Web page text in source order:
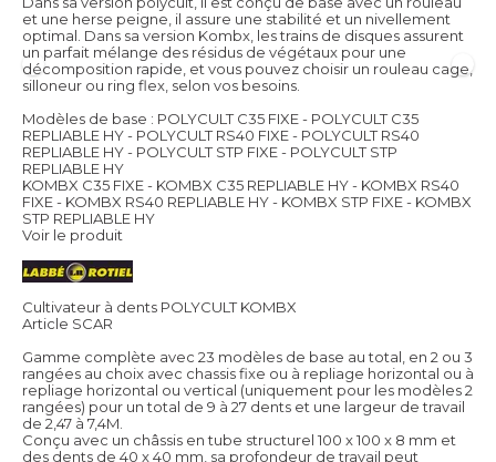
et une herse peigne, il assure une stabilité et un nivellement
optimal. Dans sa version Kombx, les trains de disques assurent
un parfait mélange des résidus de végétaux pour une
décomposition rapide, et vous pouvez choisir un rouleau cage,
silloneur ou ring flex, selon vos besoins.
Modèles de base : POLYCULT C35 FIXE - POLYCULT C35
REPLIABLE HY - POLYCULT RS40 FIXE - POLYCULT RS40
REPLIABLE HY - POLYCULT STP FIXE - POLYCULT STP
REPLIABLE HY
KOMBX C35 FIXE - KOMBX C35 REPLIABLE HY - KOMBX RS40
FIXE - KOMBX RS40 REPLIABLE HY - KOMBX STP FIXE - KOMBX
STP REPLIABLE HY
Voir le produit
Cultivateur à dents POLYCULT KOMBX
Article SCAR
Gamme complète avec 23 modèles de base au total, en 2 ou 3
rangées au choix avec chassis fixe ou à repliage horizontal ou à
repliage horizontal ou vertical (uniquement pour les modèles 2
rangées) pour un total de 9 à 27 dents et une largeur de travail
de 2,47 à 7,4M.
Conçu avec un châssis en tube structurel 100 x 100 x 8 mm et
des dents de 40 x 40 mm, sa profondeur de travail peut